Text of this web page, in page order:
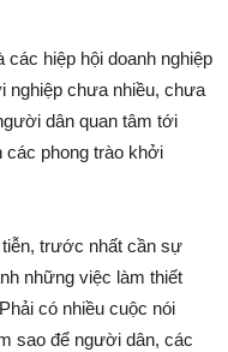
hiệp hội doanh nghiệp
nghiệp chưa nhiều, chưa
dân quan tâm tới
các phong trào khởi
trước nhất cần sự
những việc làm thiết
có nhiều cuộc nói
sao để người dân, các